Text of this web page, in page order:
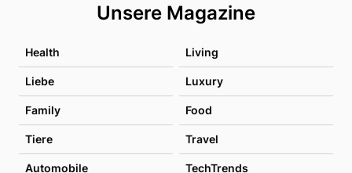
Unsere Magazine
Health Living
Liebe Luxury
Family Food
Tiere Travel
Automobile TechTrends